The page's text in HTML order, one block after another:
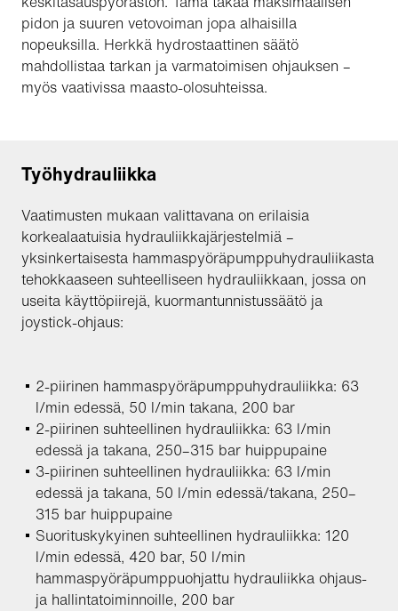
pidon ja suuren vetovoiman jopa alhaisilla
nopeuksilla. Herkkä hydrostaattinen säätö
mahdollistaa tarkan ja varmatoimisen ohjauksen –
myös vaativissa maasto-olosuhteissa.
Työhydrauliikka
Vaatimusten mukaan valittavana on erilaisia
korkealaatuisia hydrauliikkajärjestelmiä –
yksinkertaisesta hammaspyöräpumppuhydrauliikasta
tehokkaaseen suhteelliseen hydrauliikkaan, jossa on
useita käyttöpiirejä, kuormantunnistussäätö ja
joystick-ohjaus:
2-piirinen hammaspyöräpumppuhydrauliikka: 63
l/min edessä, 50 l/min takana, 200 bar
2-piirinen suhteellinen hydrauliikka: 63 l/min
edessä ja takana, 250–315 bar huippupaine
3-piirinen suhteellinen hydrauliikka: 63 l/min
edessä ja takana, 50 l/min edessä/takana, 250–
315 bar huippupaine
Suorituskykyinen suhteellinen hydrauliikka: 120
l/min edessä, 420 bar, 50 l/min
hammaspyöräpumppuohjattu hydrauliikka ohjaus-
ja hallintatoiminnoille, 200 bar